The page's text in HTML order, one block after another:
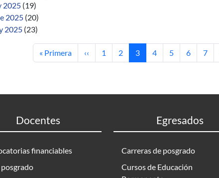
2025 (19)
2025 (20)
2025 (23)
First page
« Primera Previous page
‹‹ Page
1 Page
2 Current page
3 Page
4 Page
5 Page
6 Page
7
Docentes
financiables
posgrado
Egresados
Carreras de posgrado
Cursos de Educación